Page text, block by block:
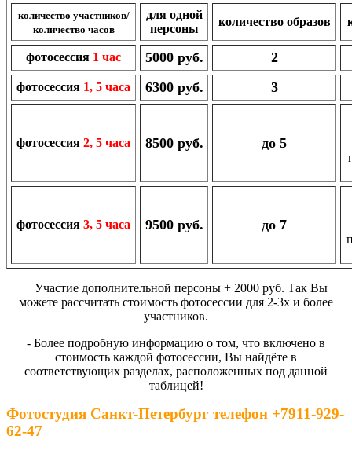
количество участников/
количество часов
для одной
персоны
количество образов
фотосессия 1 час 5000 руб. 2
фотосессия 1, 5 часа 6300 руб. 3
фотосессия 2, 5 часа 8500 руб. до 5
фотосессия 3, 5 часа 9500 руб. до 7
Участие дополнительной персоны + 2000 руб. Так Вы
можете рассчитать стоимость фотосессии для 2-3х и более
участников.
- Более подробную информацию о том, что включено в
стоимость каждой фотосессии, Вы найдёте в
соответствующих разделах, расположенных под данной
таблицей!
Фотостудия Санкт-Петербург телефон +7911-929-
62-47